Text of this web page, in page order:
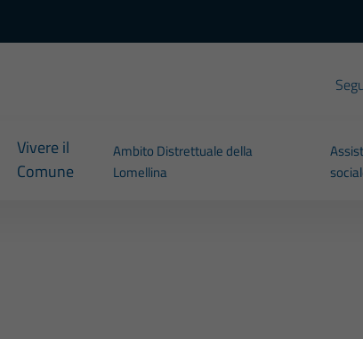
Vivere il
Comune
Ambito Distrettuale della
Lomellina